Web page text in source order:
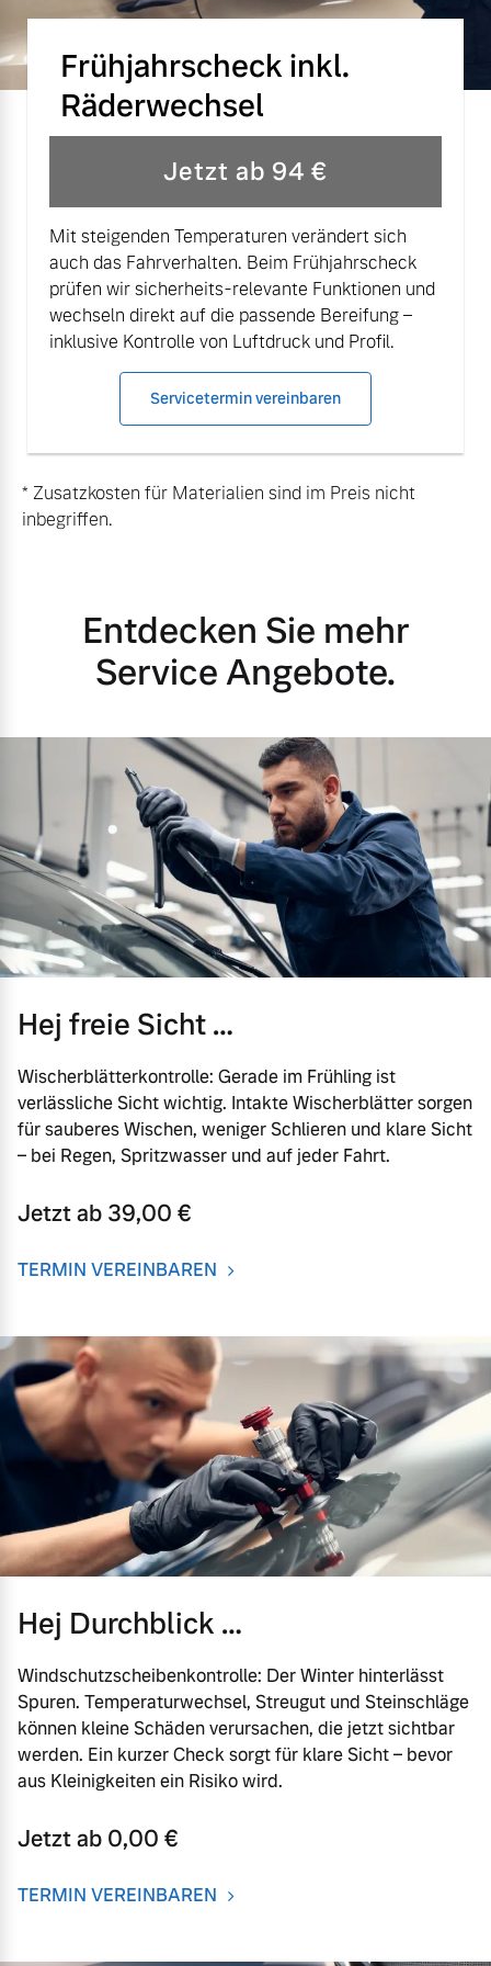
Mehr erfahren
Versicherung
Frühjahrscheck inkl.
Räderwechsel
Jetzt ab 94 €
Mit steigenden Temperaturen verändert sich
auch das Fahrverhalten. Beim Frühjahrscheck
prüfen wir sicherheits-relevante Funktionen und
wechseln direkt auf die passende Bereifung –
inklusive Kontrolle von Luftdruck und Profil.
Servicetermin vereinbaren
* Zusatzkosten für Materialien sind im Preis nicht
inbegriffen.
Entdecken Sie mehr
Service Angebote.
Hej freie Sicht …
Wischerblätterkontrolle: Gerade im Frühling ist
verlässliche Sicht wichtig. Intakte Wischerblätter sorgen
für sauberes Wischen, weniger Schlieren und klare Sicht
– bei Regen, Spritzwasser und auf jeder Fahrt.
Jetzt ab 39,00 €
TERMIN VEREINBAREN
Hej Durchblick …
Windschutzscheibenkontrolle: Der Winter hinterlässt
Spuren. Temperaturwechsel, Streugut und Steinschläge
können kleine Schäden verursachen, die jetzt sichtbar
werden. Ein kurzer Check sorgt für klare Sicht – bevor
aus Kleinigkeiten ein Risiko wird.
Jetzt ab 0,00 €
TERMIN VEREINBAREN